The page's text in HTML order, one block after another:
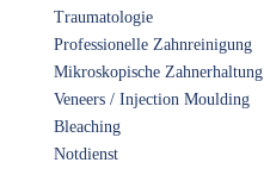
Traumatologie
Professionelle Zahnreinigung
Mikroskopische Zahnerhaltung
Veneers / Injection Moulding
Bleaching
Notdienst